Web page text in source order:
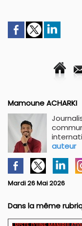
Mamoune ACHARKI
auteur
Mardi 26 Mai 2026
Dans la même